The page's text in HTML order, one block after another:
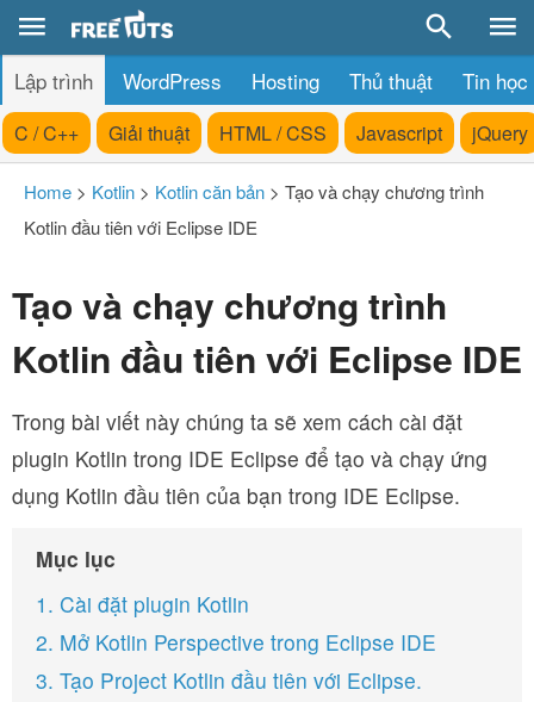
Lập trình WordPress Hosting Thủ thuật Tin học
C / C++ Giải thuật HTML / CSS Javascript jQuery
Home > Kotlin > Kotlin căn bản > Tạo và chạy chương trình
Kotlin đầu tiên với Eclipse IDE
Tạo và chạy chương trình
Kotlin đầu tiên với Eclipse IDE
Trong bài viết này chúng ta sẽ xem cách cài đặt
plugin Kotlin trong IDE Eclipse để tạo và chạy ứng
dụng Kotlin đầu tiên của bạn trong IDE Eclipse.
Mục lục
1. Cài đặt plugin Kotlin
2. Mở Kotlin Perspective trong Eclipse IDE
3. Tạo Project Kotlin đầu tiên với Eclipse.